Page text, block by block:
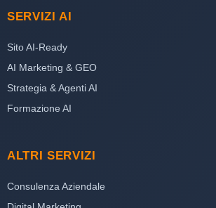
SERVIZI AI
Sito AI-Ready
AI Marketing & GEO
Strategia & Agenti AI
Formazione AI
ALTRI SERVIZI
Consulenza Aziendale